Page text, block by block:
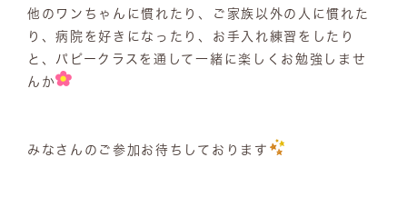
他のワンちゃんに慣れたり、ご家族以外の人に慣れた
り、病院を好きになったり、お手入れ練習をしたり
と、パピークラスを通して一緒に楽しくお勉強しませ
んか
みなさんのご参加お待ちしております